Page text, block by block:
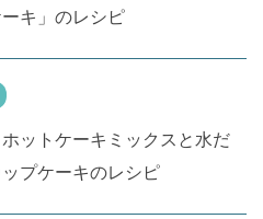
キ」のレシピ
ットケーキミックスと水だ
プケーキのレシピ